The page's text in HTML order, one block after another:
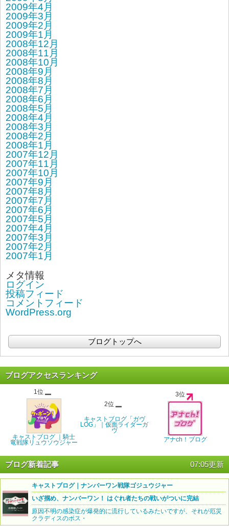
2009年4月
2009年3月
2009年2月
2009年1月
2008年12月
2008年11月
2008年10月
2008年9月
2008年8月
2008年7月
2008年6月
2008年5月
2008年4月
2008年3月
2008年2月
2008年1月
2007年12月
2007年11月
2007年10月
2007年9月
2007年8月
2007年7月
2007年6月
2007年5月
2007年4月
2007年3月
2007年2月
2007年1月
メタ情報
ログイン
投稿フィード
コメントフィード
WordPress.org
ブログトップへ
ブログアクセスランキング
1位
キャストブログ ｜騎士
竜戦隊リュウソウジャー
2位
キャストブログ「ガヴ
LOG」｜仮面ライダーガ
ヴ
3位
アナch！ブログ
ブログ新着記事 07:05更新
キャストブログ｜ナンバーワン戦隊ゴジュウジャー
いざ掴め、ナンバーワン！ はぐれ者たちの戦いがついに完結
原因不明の感染症が爆発的に流行しているみたいですが、それが厄災
クラディスのボス・